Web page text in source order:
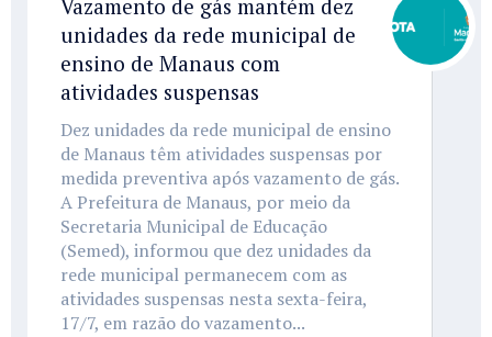
Vazamento de gás mantém dez
unidades da rede municipal de
ensino de Manaus com
atividades suspensas
Dez unidades da rede municipal de ensino
de Manaus têm atividades suspensas por
medida preventiva após vazamento de gás.
A Prefeitura de Manaus, por meio da
Secretaria Municipal de Educação
(Semed), informou que dez unidades da
rede municipal permanecem com as
atividades suspensas nesta sexta-feira,
17/7, em razão do vazamento...